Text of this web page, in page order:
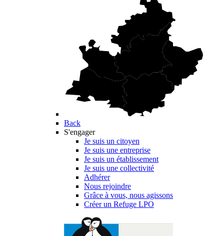
Back
S'engager
Je suis un citoyen
Je suis une entreprise
Je suis un établissement
Je suis une collectivité
Adhérer
Nous rejoindre
Grâce à vous, nous agissons
Créer un Refuge LPO